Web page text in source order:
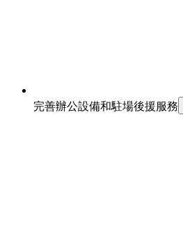
完善辦公設備和駐場後援服務